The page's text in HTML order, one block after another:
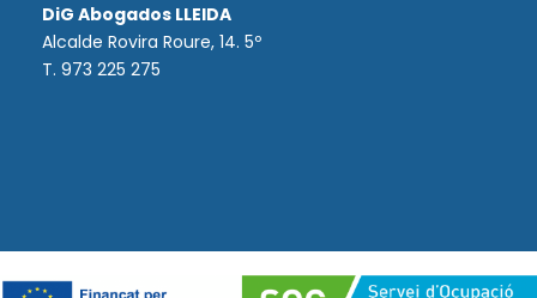
DiG Abogados LLEIDA
Alcalde Rovira Roure, 14. 5º
T. 973 225 275